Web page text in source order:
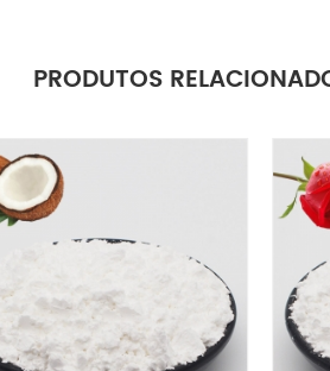
PRODUTOS